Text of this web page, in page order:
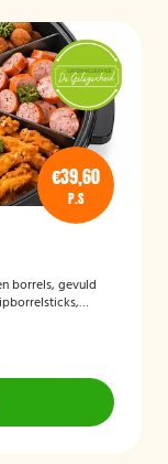
€39,60
P.S
borrels, gevuld
waardoor het
voor